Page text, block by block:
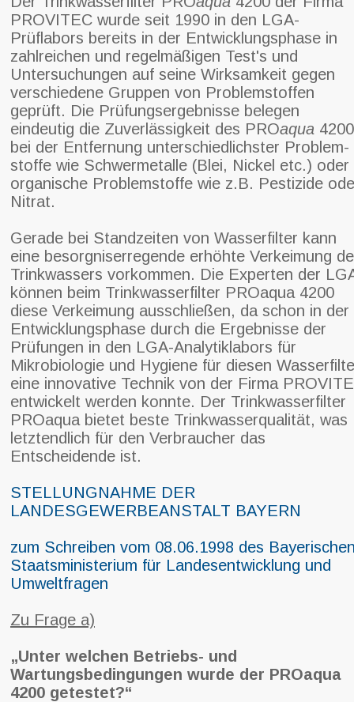
PROVITEC wurde seit 1990 in den LGA-
Prüflabors bereits in der Entwicklungsphase in
zahlreichen und regelmäßigen Test's und
Untersuchungen auf seine Wirksamkeit gegen
verschiedene Gruppen von Problemstoffen
geprüft. Die Prüfungsergebnisse belegen
eindeutig die Zuverlässigkeit des PROaqua 4200
bei der Entfernung unterschiedlichster Problem-
stoffe wie Schwermetalle (Blei, Nickel etc.) oder
organische Problemstoffe wie z.B. Pestizide
Nitrat.
Gerade bei Standzeiten von Wasserfilter kann
eine besorgniserregende erhöhte Verkeimung
Trinkwassers vorkommen. Die Experten der
können beim Trinkwasserfilter PROaqua 4200
diese Verkeimung ausschließen, da schon in der
Entwicklungsphase durch die Ergebnisse der
Prüfungen in den LGA-Analytiklabors für
Mikrobiologie und Hygiene für diesen
eine innovative Technik von der Firma
entwickelt werden konnte. Der Trinkwasserfilter
PROaqua bietet beste Trinkwasserqualität, was
letztendlich für den Verbraucher das
Entscheidende ist.
STELLUNGNAHME DER
LANDESGEWERBEANSTALT BAYERN
zum Schreiben vom 08.06.1998 des
Staatsministerium für Landesentwicklung und
Umweltfragen
Zu Frage a)
„Unter welchen Betriebs- und
Wartungsbedingungen wurde der PROaqua
4200 getestet?“